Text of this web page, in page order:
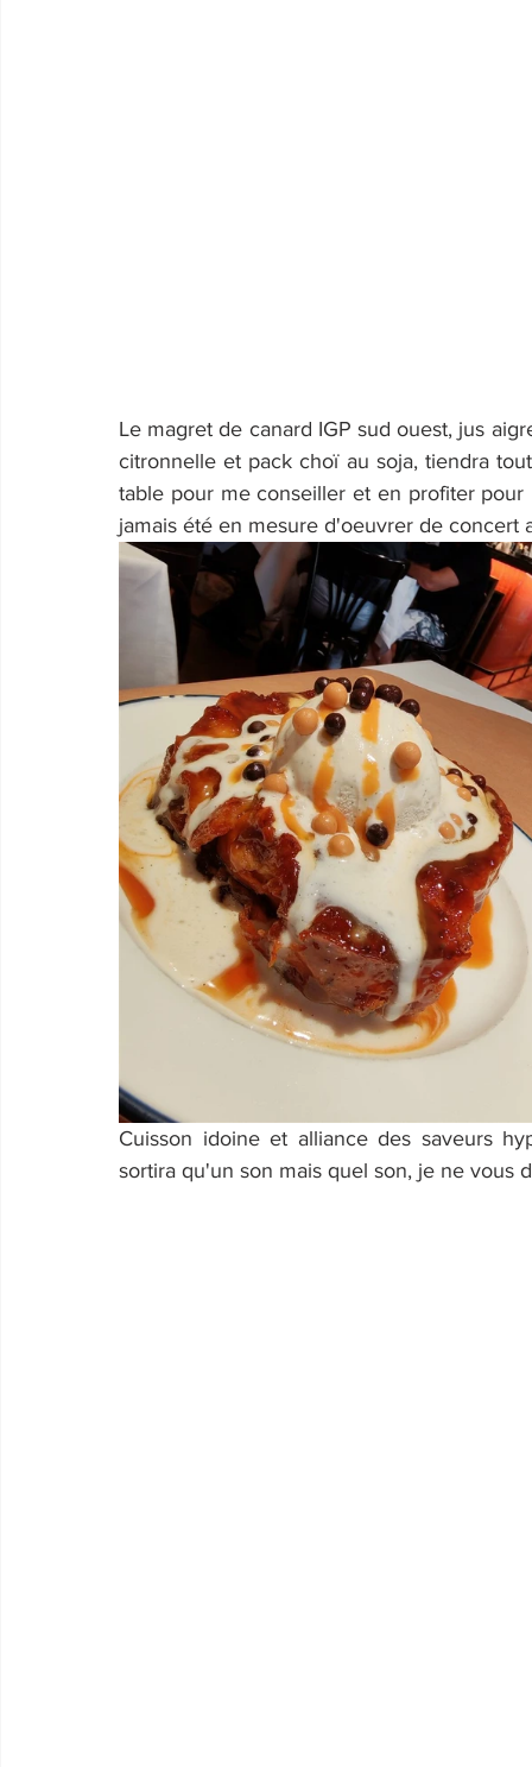
Le magret de canard IGP sud ouest, jus
citronnelle et pack choï au soja, tiendra
table pour me conseiller et en profiter
jamais été en mesure d'oeuvrer de concert
Cuisson idoine et alliance des saveurs
sortira qu'un son mais quel son, je ne vous